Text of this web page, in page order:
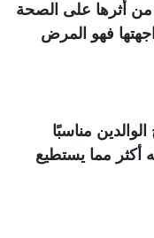
من أثرها على الصحة
فهو المرض
مناسبًا
أكثر مما يستطيع